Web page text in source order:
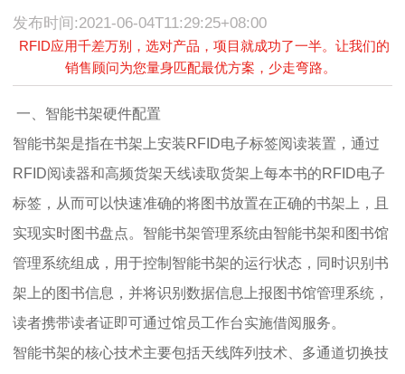
发布时间:2021-06-04T11:29:25+08:00
RFID应用千差万别，选对产品，项目就成功了一半。让我们的
销售顾问为您量身匹配最优方案，少走弯路。
一、智能书架硬件配置
智能书架是指在书架上安装RFID电子标签阅读装置，通过
RFID阅读器和高频货架天线读取货架上每本书的RFID电子
标签，从而可以快速准确的将图书放置在正确的书架上，且
实现实时图书盘点。智能书架管理系统由智能书架和图书馆
管理系统组成，用于控制智能书架的运行状态，同时识别书
架上的图书信息，并将识别数据信息上报图书馆管理系统，
读者携带读者证即可通过馆员工作台实施借阅服务。
智能书架的核心技术主要包括天线阵列技术、多通道切换技